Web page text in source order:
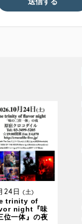
24日 (土)
trinity of
night『味
位一体』の夜